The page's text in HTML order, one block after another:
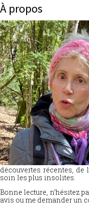
À propos
découvertes récentes, de
soin les plus insolites.
Bonne lecture, n’hésitez
avis ou me demander un